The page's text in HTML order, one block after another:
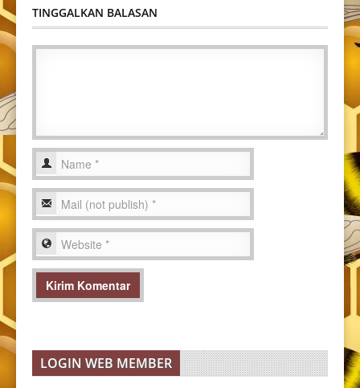
TINGGALKAN BALASAN
LOGIN WEB MEMBER